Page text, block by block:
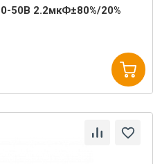
50В 2.2мкФ±80%/20%